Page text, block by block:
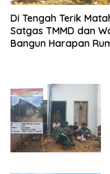
Di Tengah Terik
Satgas TMMD dan
Bangun Harapan